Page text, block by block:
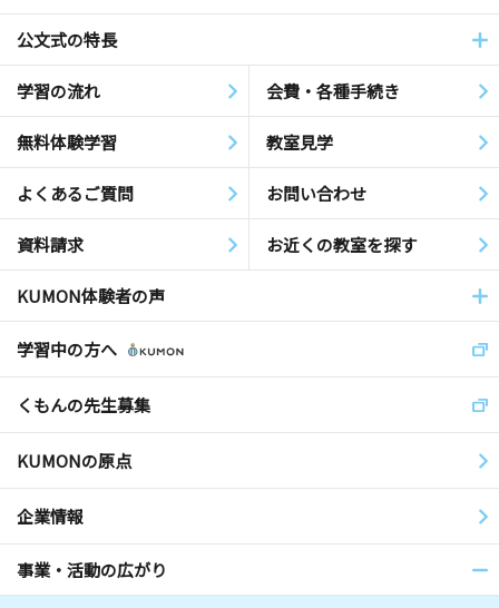
公文式の特長
学習の流れ 会費・各種手続き
無料体験学習 教室見学
よくあるご質問 お問い合わせ
資料請求 お近くの教室を探す
KUMON体験者の声
学習中の方へ
くもんの先生募集
KUMONの原点
企業情報
事業・活動の広がり